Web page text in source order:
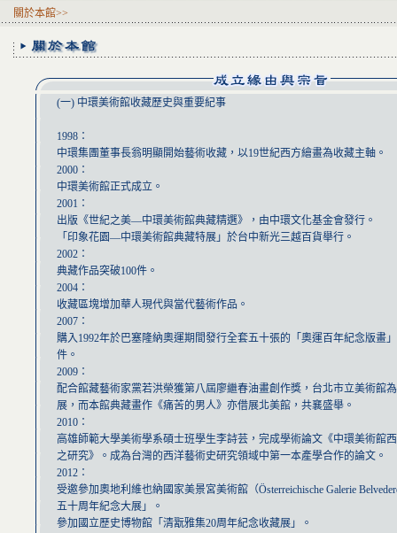
關於本館>>
(一) 中環美術館收藏歷史與重要紀事
1998：
中環集團董事長翁明顯開始藝術收藏，以19世紀西方繪畫為收藏主軸。
2000：
中環美術館正式成立。
2001：
出版《世紀之美—中環美術館典藏精選》，由中環文化基金會發行。
「印象花園—中環美術館典藏特展」於台中新光三越百貨舉行。
2002：
典藏作品突破100件。
2004：
收藏區塊增加華人現代與當代藝術作品。
2007：
購入1992年於巴塞隆納奧運期間發行全套五十張的「奧運百年紀念版畫
件。
2009：
配合館藏藝術家黨若洪榮獲第八屆廖繼春油畫創作獎，台北市立美術館
展，而本館典藏畫作《痛苦的男人》亦借展北美館，共襄盛舉。
2010：
高雄師範大學美術學系碩士班學生李詩芸，完成學術論文《中環美術館
之研究》。成為台灣的西洋藝術史研究領域中第一本產學合作的論文。
2012：
受邀參加奧地利維也納國家美景宮美術館（Österreichische Galerie
五十周年紀念大展」。
參加國立歷史博物館「清翫雅集20周年紀念收藏展」。